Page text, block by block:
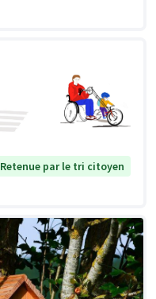
Retenue par le tri citoyen